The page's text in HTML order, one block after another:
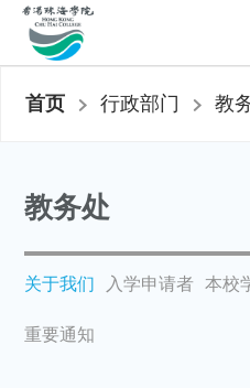
首页 行政部门 教
教务处
关于我们 入学申请者 本校
重要通知